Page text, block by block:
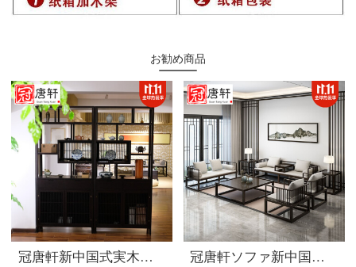
お勧め商品
冠唐軒新中国式実木博古架現代簡素禅意装飾棚戸棚戸棚多宝閣家具オーダーメイドシングルサイズ1000*400*2000
冠唐軒ソファ新中国式実木ソファ居間ソファセットホテル見本室禅意家庭家具事務室ソファオーダーメイド1+1+3+茶何+角何+テレビキャビネット